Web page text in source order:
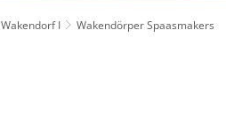
Wakendorf I Wakendörper Spaasmakers